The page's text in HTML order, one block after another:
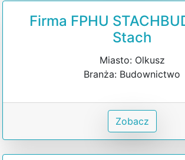
Firma FPHU
Stach
Miasto: Olkusz
Branża: Budownictwo
Zobacz